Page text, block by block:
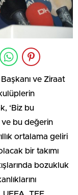
ve Ziraat
‘Biz bu
ve bu değerin
ortalama geliri
bir takımı
bozukluk